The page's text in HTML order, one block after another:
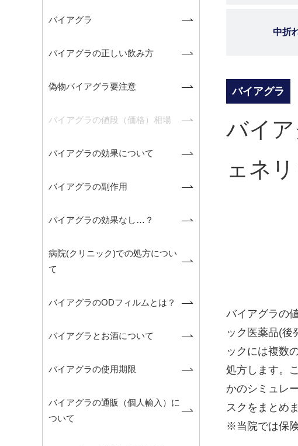
バイアグラ
バイアグラの正しい飲み方
偽物バイアグラ要注意
バイアグラの値段（価格）相場
バイアグラの効果について
バイアグラの副作用
バイアグラの効果なし…？
病院(クリニック)での処方につい
て
バイアグラのODフィルムとは？
バイアグラとお酒について
バイアグラの使用期限
バイアグラの通販（個人輸入）に
ついて
中折
バイアグラ
バイ
ェネ
バイアグラの
ック医薬品(後
ックには複数
処方します。
かのシミュレ
スクをまとめ
※当院では保